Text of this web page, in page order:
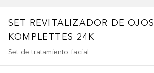
SET REVITALIZADOR DE OJOS
KOMPLETTES 24K
Set de tratamiento facial